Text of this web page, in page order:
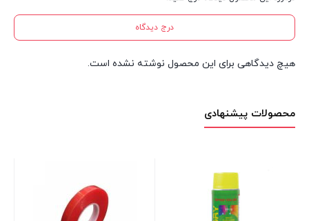
درج دیدگاه
هیچ دیدگاهی برای این محصول نوشته نشده است.
محصولات پیشنهادی